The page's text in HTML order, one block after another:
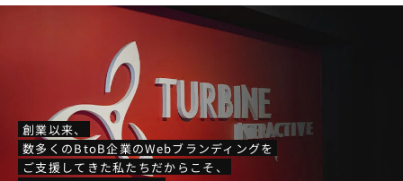
創業以来、
数多くのBtoB企業のWebブランディングを
ご支援してきた私たちだからこそ、